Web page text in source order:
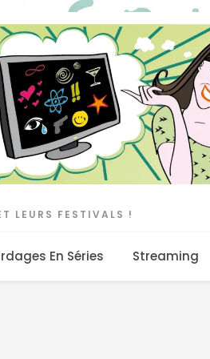
LEURS FESTIVALS !
En Séries Streaming